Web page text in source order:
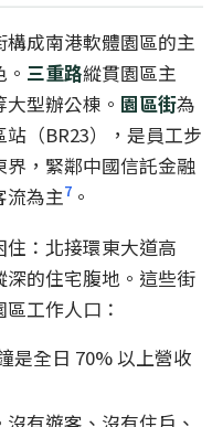
成南港軟體園區的主
三重路縱貫園區主
型辦公棟。 園區街為
（BR23），是員工步
界，緊鄰中國信託金融
流為主7 。
：北接環東大道高
的住宅腹地。這些街
工作人口：
是全日 70% 以上營收